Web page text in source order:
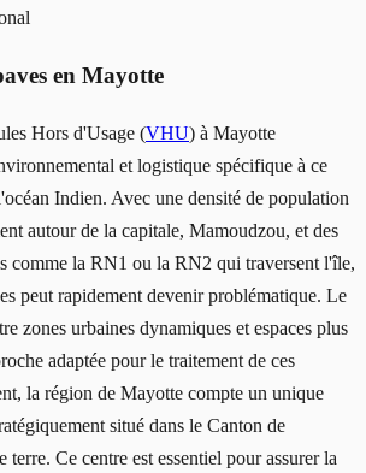
en Mayotte
Hors d'Usage (VHU) à Mayotte
et logistique spécifique à ce
Indien. Avec une densité de population
autour de la capitale, Mamoudzou, et des
comme la RN1 ou la RN2 qui traversent l'île,
peut rapidement devenir problématique. Le
zones urbaines dynamiques et espaces plus
adaptée pour le traitement de ces
la région de Mayotte compte un unique
situé dans le Canton de
terre. Ce centre est essentiel pour assurer la